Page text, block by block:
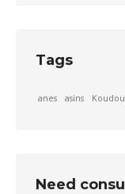
Tags
anes asins
Need